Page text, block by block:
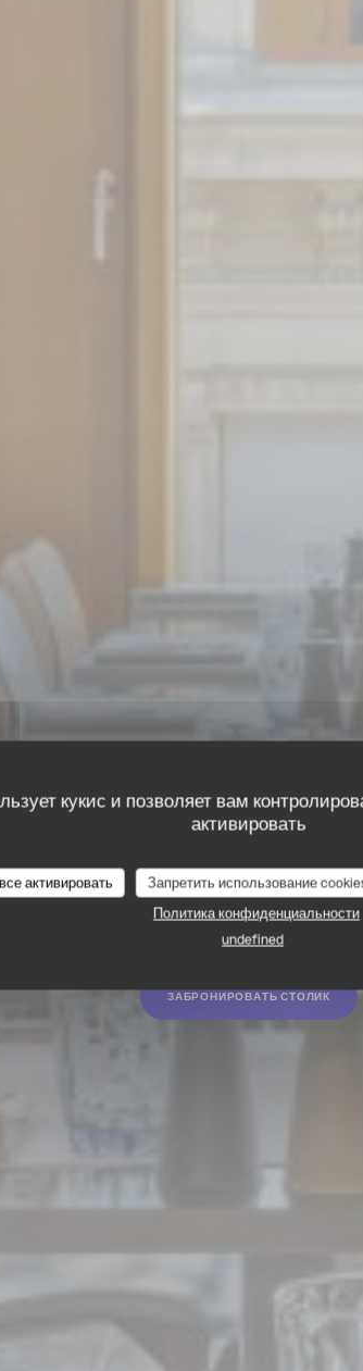
кукис и позволяет вам
активировать
активировать Запретить использование
Политика конфиденциальности
undefined
РЕСТОРАН COFFEE• GENÈVE
Café
ЗАБРОНИРОВАТЬ СТОЛИК
BONGÉNIE CAFÉ